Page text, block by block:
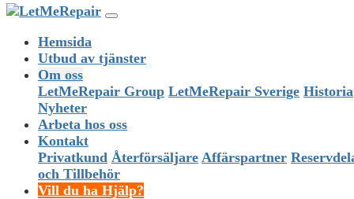
Hemsida
Utbud av tjänster
Om oss
LetMeRepair Group LetMeRepair Sverige Historia
Nyheter
Arbeta hos oss
Kontakt
Privatkund Återförsäljare Affärspartner
och Tillbehör
Vill du ha Hjälp?
Value Add Forward Logistics
Warehousing – Kitting & Customization – Rework – Roll Out &
Installation
Reverse Logistics
RMA Management – Returns Handling – Testing